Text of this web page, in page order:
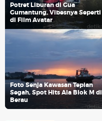
Potret Liburan di Gua
Gumantung, Vibesnya Seperti
di Film Avatar
Foto Senja Kawasan Tepian
Segah, Spot Hits Ala Blok M di
Berau